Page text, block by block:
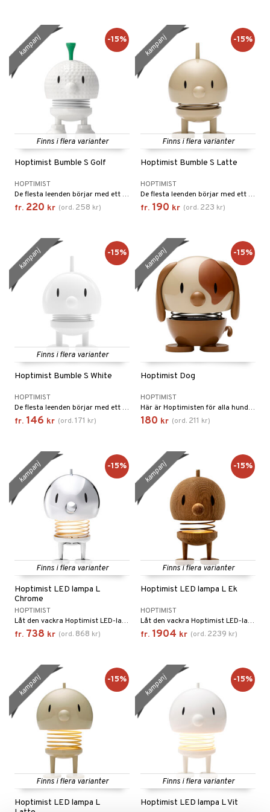
Finns i flera varianter
Hoptimist Bumble S Golf
HOPTIMIST
De flesta leenden börjar med ett annat leende. Den klassiska Hoptimist är symbolen för leenden, optimism och gott humör, och med sina klara, glada färger och sitt runda, harmoniska uttryck sprider den glädje var den än hamnar.
fr. 220 kr (ord. 258 kr)
kampanj -15%
Finns i flera varianter
Hoptimist Bumble S Latte
HOPTIMIST
De flesta leenden börjar med ett annat leende. Den klassiska Hoptimist är symbolen för leenden, optimism och gott humör, och med sina klara, glada färger och sitt runda, harmoniska uttryck sprider den glädje var den än hamnar.
fr. 190 kr (ord. 223 kr)
kampanj -15%
Finns i flera varianter
Hoptimist Bumble S White
HOPTIMIST
De flesta leenden börjar med ett annat leende. Den klassiska Hoptimist är symbolen för leenden, optimism och gott humör, och med sina klara, glada färger och sitt runda, harmoniska uttryck sprider den glädje var den än hamnar.
fr. 146 kr (ord.171 kr)
kampanj -15%
Hoptimist Dog
HOPTIMIST
Här är Hoptimisten för alla hundälskare, som varje dag gläds åt hundens fantastiska humör. Det smittar nämligen och gör dig glad.
180 kr (ord. 211 kr)
kampanj -15%
Finns i flera varianter
Hoptimist LED lampa L
Chrome
HOPTIMIST
Låt den vackra Hoptimist LED-lampan fylla rummet med ljus, färg och mysfaktor var du än placerar den.
fr. 738 kr (ord. 868 kr)
kampanj -15%
Finns i flera varianter
Hoptimist LED lampa L Ek
HOPTIMIST
Låt den vackra Hoptimist LED-lampan fylla rummet med ljus, färg och mysfaktor var du än placerar den.
fr. 1904 kr (ord. 2239 kr)
kampanj -15%
Finns i flera varianter
Hoptimist LED lampa L
kampanj -15%
Finns i flera varianter
Hoptimist LED lampa L Vit
kampanj -15%